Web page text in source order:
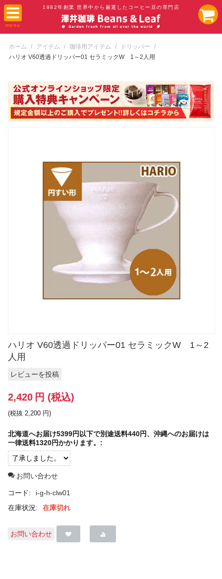
1982年創業 世界中から厳選したコーヒー豆の専門店
ホーム / アイテム / 珈琲用アイテム / ドリッパー
/
ハリオ V60透過ドリッパー01 セラミックW 1～2人用
ハリオ V60透過ドリッパー01 セラミックW 1～2
人用
レビューを投稿
2,420 円 (税込)
(税抜 2,200 円)
北海道へお届け5399円以下で別途送料440円、沖縄へのお届けは
一律送料1320円かかります。:
お問い合わせ
コード:
i-g-h-clw01
在庫状況:
在庫切れ
お問い合わせ